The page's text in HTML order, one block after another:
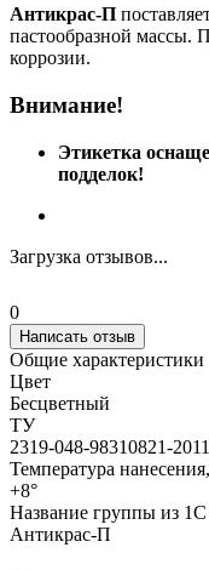
Антикрас-П
пастообразной массы.
коррозии.
Внимание!
Этикетка
подделок!
Загрузка отзывов...
0
Написать отзыв
Общие характеристики
Цвет
Бесцветный
ТУ
2319-048-98310821-2011
Температура
+8°
Название группы из
Антикрас-П